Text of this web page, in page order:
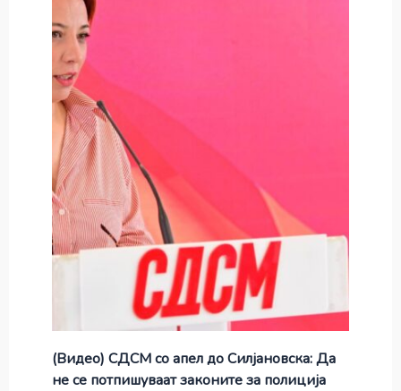
(Видео) СДСМ со апел до Силјановска: Да
не се потпишуваат законите за полиција